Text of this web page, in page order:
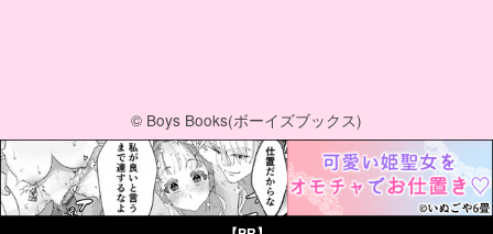
© Boys Books(ボーイズブックス)